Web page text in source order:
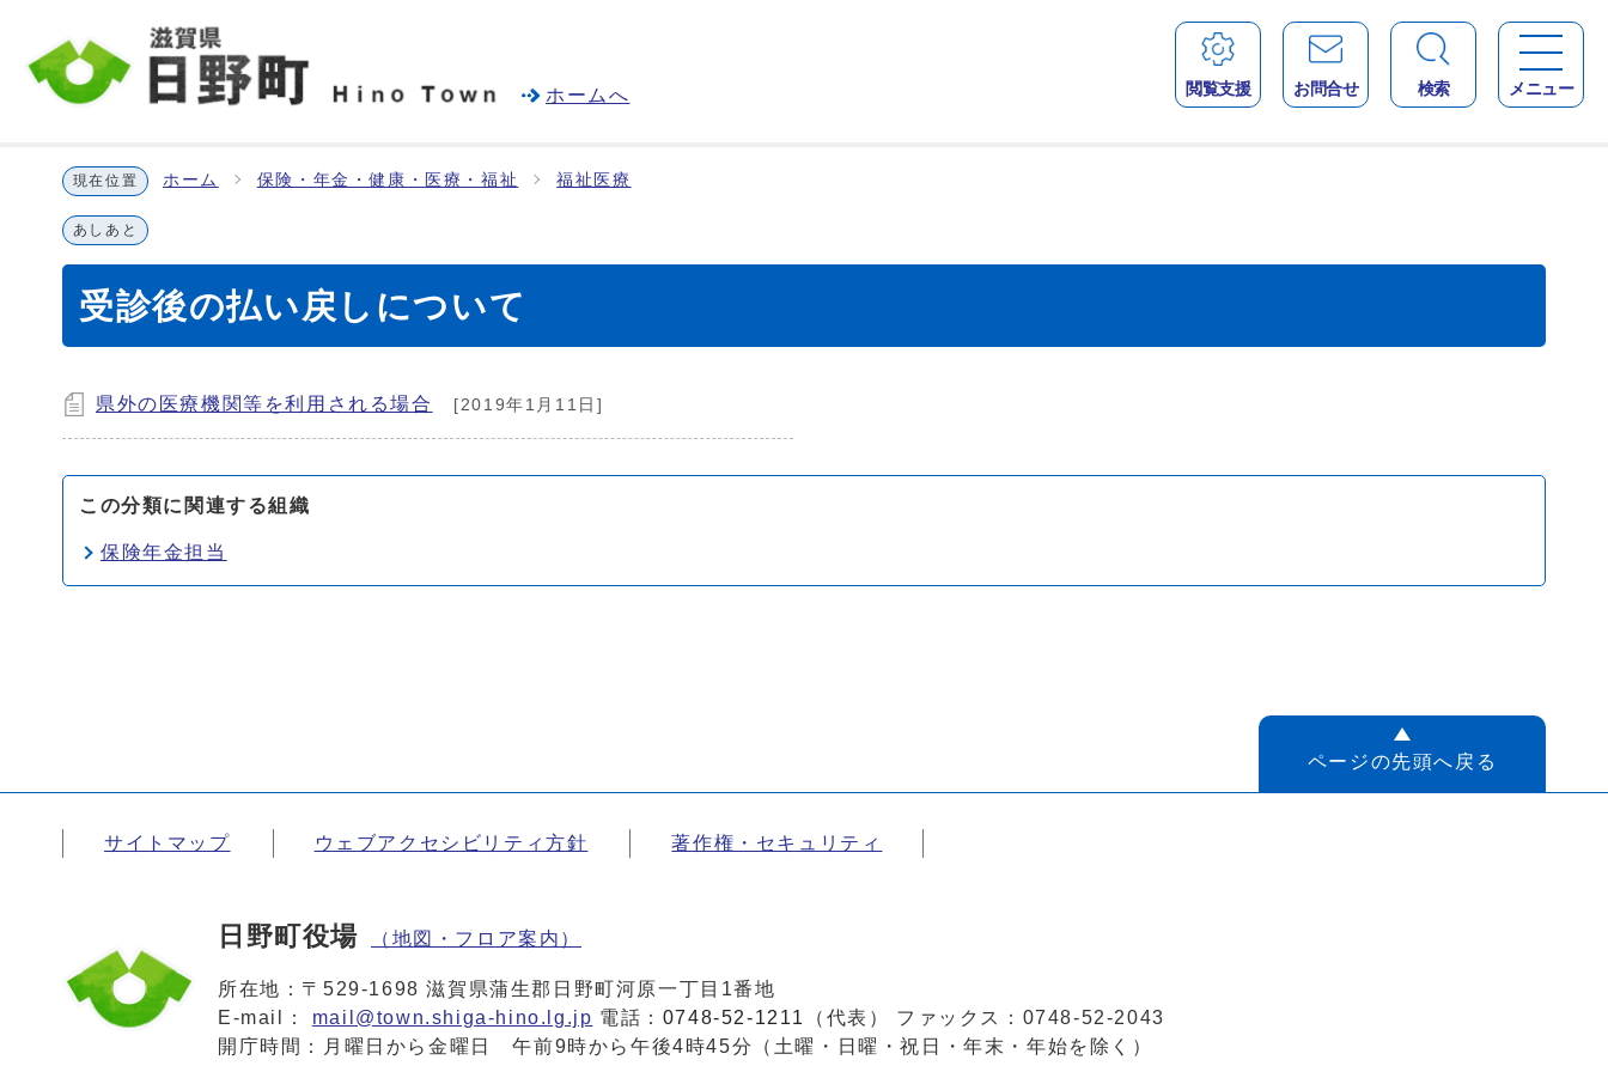
ホームへ 閲覧支援 お問合せ 検索 メニュー
現在位置 ホーム 保険・年金・健康・医療・福祉 福祉医療
あしあと
受診後の払い戻しについて
県外の医療機関等を利用される場合 [2019年1月11日]
この分類に関連する組織
保険年金担当
ページの先頭へ戻る
サイトマップ ウェブアクセシビリティ方針 著作権・セキュリティ
日野町役場 （地図・フロア案内）
所在地：〒529-1698 滋賀県蒲生郡日野町河原一丁目1番地
E-mail： mail@town.shiga-hino.lg.jp 電話： 0748-52-1211
（代表） ファックス：0748-52-2043
開庁時間：月曜日から金曜日 午前9時から午後4時45分（土曜・日曜・祝日・年末・年始を除く）